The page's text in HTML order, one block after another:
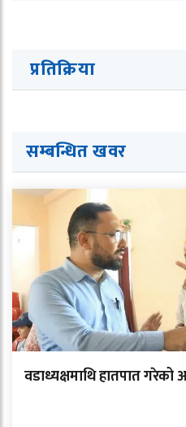
प्रतिक्रिया
सम्बन्धित खवर
वडाध्यक्षमाथि हातपात गरेको